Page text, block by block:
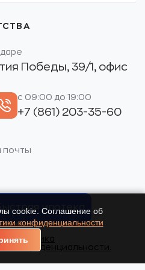
Победы, 39/1, офис
с 09:00 до 19:00
+7 (861) 203-35-60
почты
ипотека
Политика
конфиденциальности.
cookie. Соглашение об
конфиденциальности